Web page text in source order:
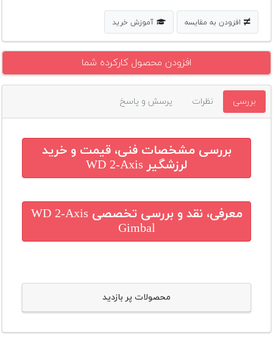
دوربین
بله
افزودن به مقایسه آموزش خرید
افزودن محصول کارکرده شما
بررسی نظرات پرسش و پاسخ
بررسی مشخصات فنی، قیمت و خرید
لرزشگیر WD 2-Axis
معرفی، نقد و بررسی تخصصی WD 2-Axis
Gimbal
محصولات پر بازدید